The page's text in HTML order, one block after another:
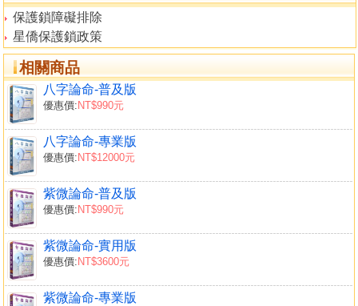
保護鎖障礙排除
星僑保護鎖政策
相關商品
八字論命-普及版
優惠價: NT$990元
八字論命-專業版
優惠價: NT$12000元
紫微論命-普及版
優惠價: NT$990元
紫微論命-實用版
優惠價: NT$3600元
紫微論命-專業版